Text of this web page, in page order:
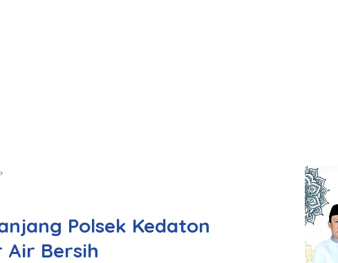
Polsek Kedaton
Air Bersih